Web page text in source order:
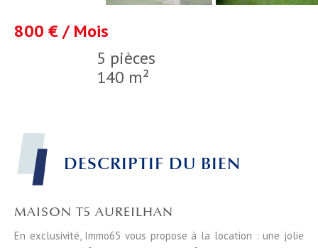
5 pièces
140 m²
800 € / Mois
DESCRIPTIF DU BIEN
MAISON T5 AUREILHAN
En exclusivité, Immo65 vous propose à la location : une jolie